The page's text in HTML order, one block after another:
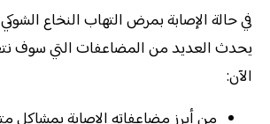
في حالة الإصابة بمرض التهاب النخاع
يحدث العديد من المضاعفات التي سوف
الآن: